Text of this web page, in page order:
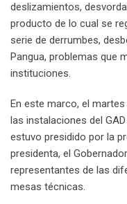
deslizamientos,
producto de lo cual se
serie de derrumbes,
Pangua, problemas que
instituciones.
En este marco, el
las instalaciones del
estuvo presidido por la
presidenta, el
representantes de las
mesas técnicas.